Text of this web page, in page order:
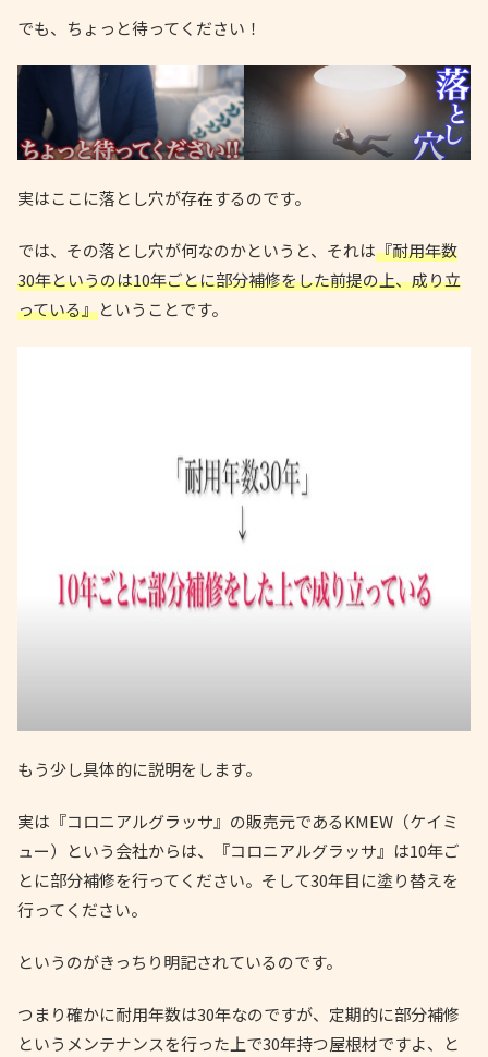
でも、ちょっと待ってください！
実はここに落とし穴が存在するのです。
では、その落とし穴が何なのかというと、それは『耐用年数
30年というのは10年ごとに部分補修をした前提の上、成り立
っている』ということです。
もう少し具体的に説明をします。
実は『コロニアルグラッサ』の販売元であるKMEW（ケイミ
ュー）という会社からは、『コロニアルグラッサ』は10年ご
とに部分補修を行ってください。そして30年目に塗り替えを
行ってください。
というのがきっちり明記されているのです。
つまり確かに耐用年数は30年なのですが、定期的に部分補修
というメンテナンスを行った上で30年持つ屋根材ですよ、と